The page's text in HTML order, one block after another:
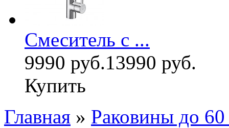
Смеситель с ...
9990 руб.13990 руб.
Купить
Главная » Раковины до